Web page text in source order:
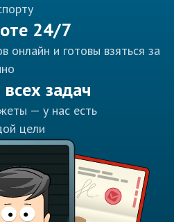
24/7
онлайн и готовы взяться за
задач
— у нас есть
цели